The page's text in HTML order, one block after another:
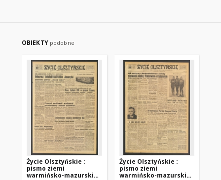
OBIEKTY podobne
Życie Olsztyńskie :
pismo ziemi
warmińsko-mazurskiej,
Życie Olsztyńskie :
pismo ziemi
warmińsko-mazurskiej,